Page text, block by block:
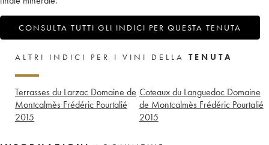
CONSULTA TUTTI GLI INDICI PER QUESTA TENUTA
ALTRI INDICI PER I VINI DELLA TENUTA
Terrasses du Larzac Domaine de
Montcalmès Frédéric Pourtalié
2015
Coteaux du Languedoc Domaine
de Montcalmès Frédéric Pourtalié
2015